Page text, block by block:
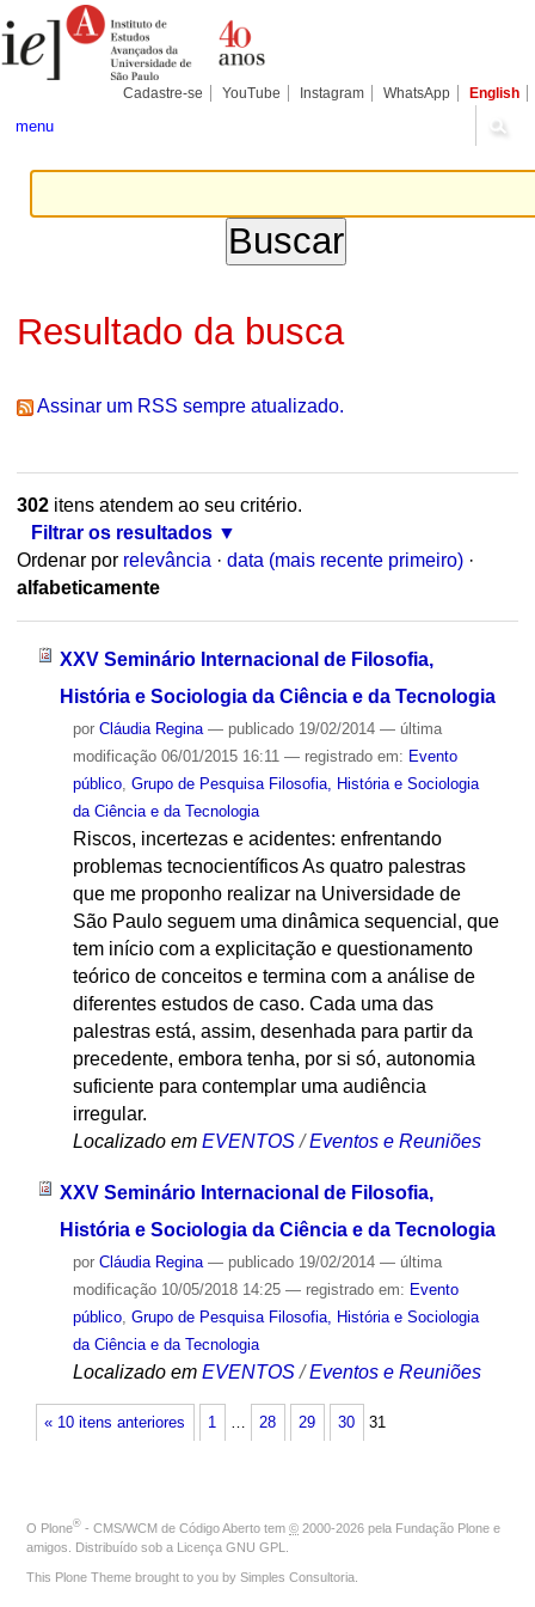
para
conteúdo.
Pessoais
Cadastre-se YouTube Instagram WhatsApp English
menu
Resultado da busca
Assinar um RSS sempre atualizado.
302itens atendem ao seu critério.
Filtrar os resultados
Ordenar por relevância · data (mais recente primeiro) ·
alfabeticamente
XXV Seminário Internacional de Filosofia,
História e Sociologia da Ciência e da Tecnologia
por Cláudia Regina — publicado19/02/2014 — última
modificação06/01/2015 16:11 — registrado em: Evento
público, Grupo de Pesquisa Filosofia, História e Sociologia
da Ciência e da Tecnologia
Riscos, incertezas e acidentes: enfrentando
problemas tecnocientíficos As quatro palestras
que me proponho realizar na Universidade de
São Paulo seguem uma dinâmica sequencial, que
tem início com a explicitação e questionamento
teórico de conceitos e termina com a análise de
diferentes estudos de caso. Cada uma das
palestras está, assim, desenhada para partir da
precedente, embora tenha, por si só, autonomia
suficiente para contemplar uma audiência
irregular.
Localizado em EVENTOS /Eventos e Reuniões
XXV Seminário Internacional de Filosofia,
História e Sociologia da Ciência e da Tecnologia
por Cláudia Regina — publicado19/02/2014 — última
modificação10/05/2018 14:25 — registrado em: Evento
público, Grupo de Pesquisa Filosofia, História e Sociologia
da Ciência e da Tecnologia
Localizado em EVENTOS /Eventos e Reuniões
« 10 itens anteriores 1 28 29 30 31
O Plone® - CMS/WCM de Código Aberto tem © 2000-2026 pela Fundação Plone e
amigos. Distribuído sob a Licença GNU GPL
This Plone Theme brought to you by Simples Consultoria